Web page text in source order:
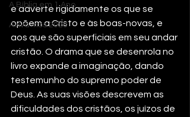
A Bíblia em 1 Ano
Aviva-nos 2025
e adverte rigidamente os que se
opõem a Cristo e às boas-novas, e
aos que são superficiais em seu andar
cristão. O drama que se desenrola no
livro expande a imaginação, dando
testemunho do supremo poder de
Deus. As suas visões descrevem as
dificuldades dos cristãos, os juízos de